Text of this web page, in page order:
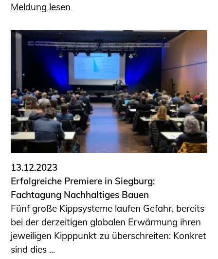
Meldung lesen
13.12.2023
Erfolgreiche Premiere in Siegburg:
Fachtagung Nachhaltiges Bauen
Fünf große Kippsysteme laufen Gefahr, bereits
bei der derzeitigen globalen Erwärmung ihren
jeweiligen Kipppunkt zu überschreiten: Konkret
sind dies ...